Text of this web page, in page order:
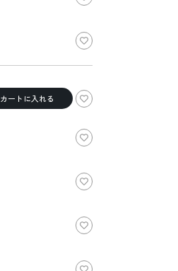
カートに入れる